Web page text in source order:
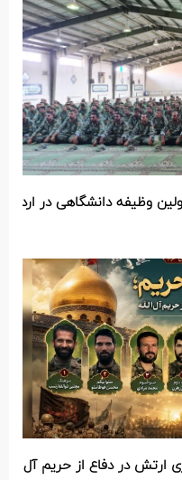
وظیفه دانشگاهی در
در دفاع از حریم آل‌الله